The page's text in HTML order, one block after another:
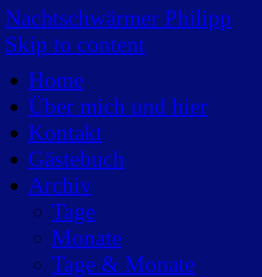
Nachtschwärmer Philipp
Skip to content
Home
Über mich und hier
Kontakt
Gästebuch
Archiv
Tage
Monate
Tage & Monate